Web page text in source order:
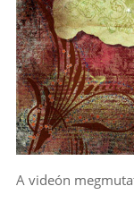
A videón